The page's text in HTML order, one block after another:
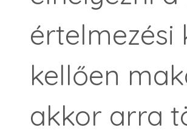
értelmezési
kellően
akkor arra